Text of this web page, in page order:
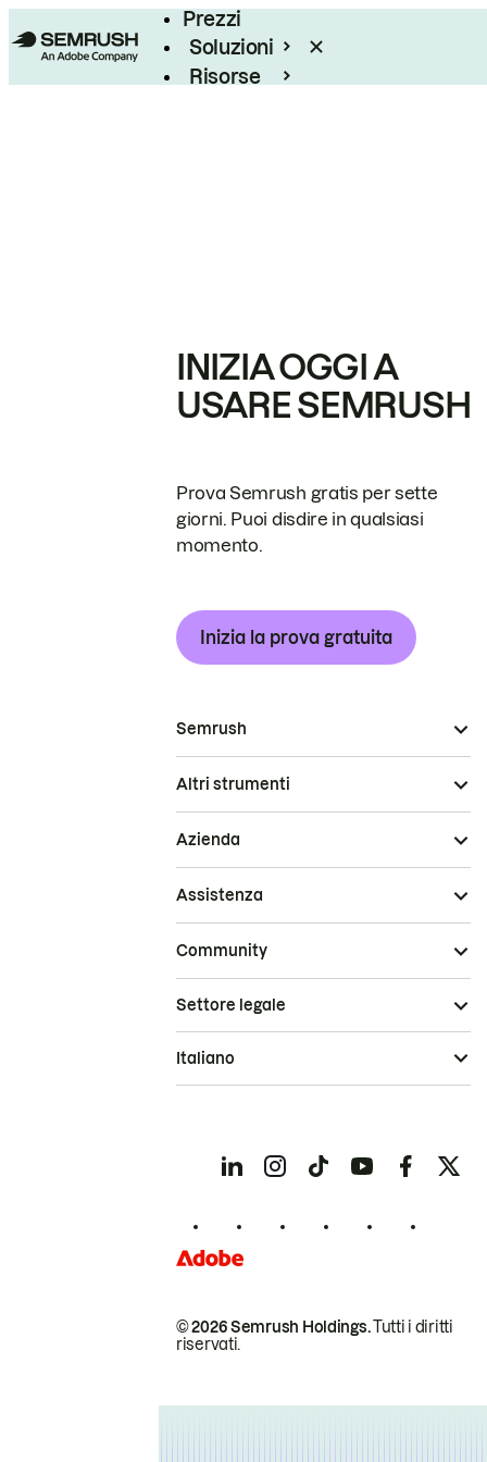
Prezzi
Soluzioni
Risorse
INIZIA OGGI A
USARE SEMRUSH
Prova Semrush gratis per sette
giorni. Puoi disdire in qualsiasi
momento.
Inizia la prova gratuita
Semrush
Altri strumenti
Azienda
Assistenza
Community
© 2026 Semrush Holdings.Tutti i diritti
riservati.
Settore legale
Italiano